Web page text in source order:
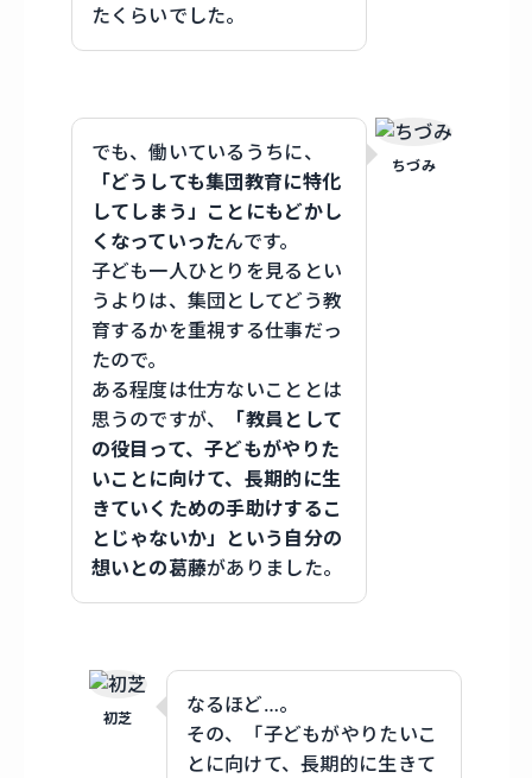
たくらいでした。
ちづみ
でも、働いているうちに、
「どうしても集団教育に特化
してしまう」ことにもどかし
くなっていったんです。
子ども一人ひとりを見るとい
うよりは、集団としてどう教
育するかを重視する仕事だっ
たので。
ある程度は仕方ないこととは
思うのですが、
「教員として
の役目って、子どもがやりた
いことに向けて、長期的に生
きていくための手助けするこ
とじゃないか」という自分の
想いとの葛藤がありました。
初芝
なるほど…。
その、「子どもがやりたいこ
とに向けて、長期的に生きて